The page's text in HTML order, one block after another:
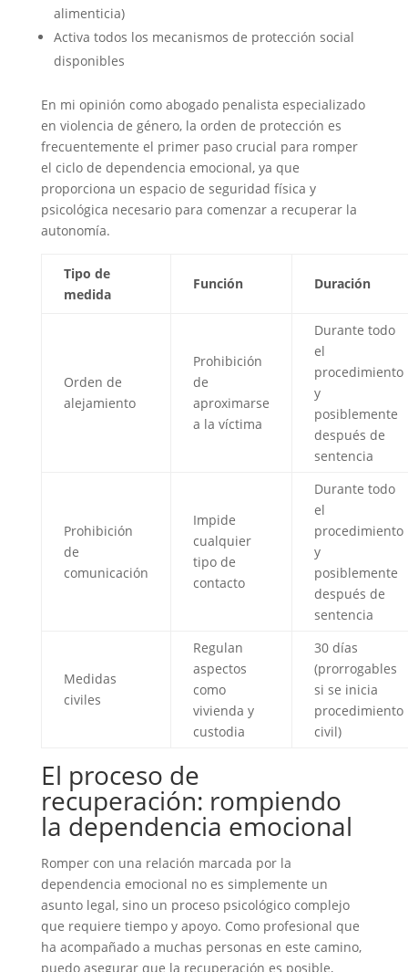
alimenticia)
Activa todos los mecanismos de protección social
disponibles
En mi opinión como abogado penalista especializado
en violencia de género, la orden de protección es
frecuentemente el primer paso crucial para romper
el ciclo de dependencia emocional, ya que
proporciona un espacio de seguridad física y
psicológica necesario para comenzar a recuperar la
autonomía.
Tipo de
medida
Función Duración
Orden de
alejamiento
Prohibición
de
aproximarse
a la víctima
Durante todo
el
procedimiento
y
posiblemente
después de
sentencia
Prohibición
de
comunicación
Impide
cualquier
tipo de
contacto
Durante todo
el
procedimiento
y
posiblemente
después de
sentencia
Medidas
civiles
Regulan
aspectos
como
vivienda y
custodia
30 días
(prorrogables
si se inicia
procedimiento
civil)
El proceso de
recuperación: rompiendo
la dependencia emocional
Romper con una relación marcada por la
dependencia emocional no es simplemente un
asunto legal, sino un proceso psicológico complejo
que requiere tiempo y apoyo. Como profesional que
ha acompañado a muchas personas en este camino,
puedo asegurar que la recuperación es posible,